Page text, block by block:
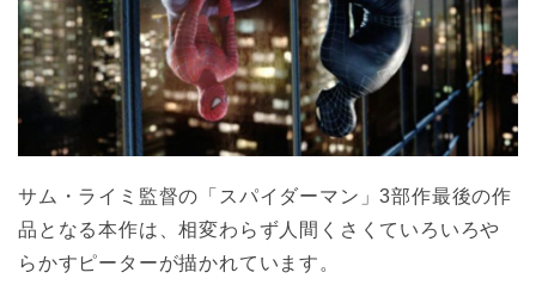
サム・ライミ監督の「スパイダーマン」3部作最後の作
品となる本作は、相変わらず人間くさくていろいろや
らかすピーターが描かれています。